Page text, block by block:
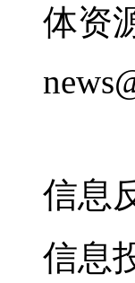
体资
信息
信息